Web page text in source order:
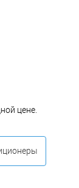
цене.